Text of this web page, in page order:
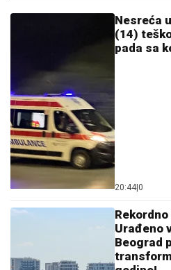
Obradović